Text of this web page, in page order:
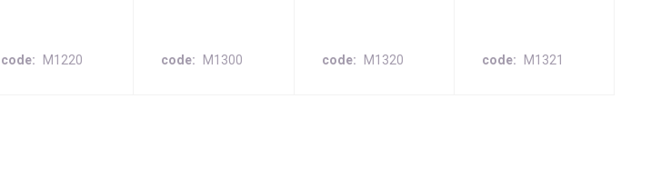
code M1220 code M1300 code M1320 code M1321